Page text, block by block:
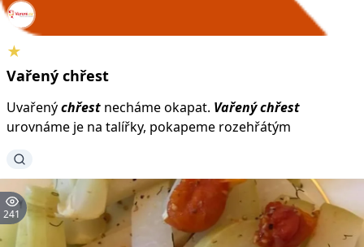
★
Vařený chřest
Uvařenýchřest necháme okapat. Vařenýchřest
urovnáme je na talířky, pokapeme rozehřátým
241